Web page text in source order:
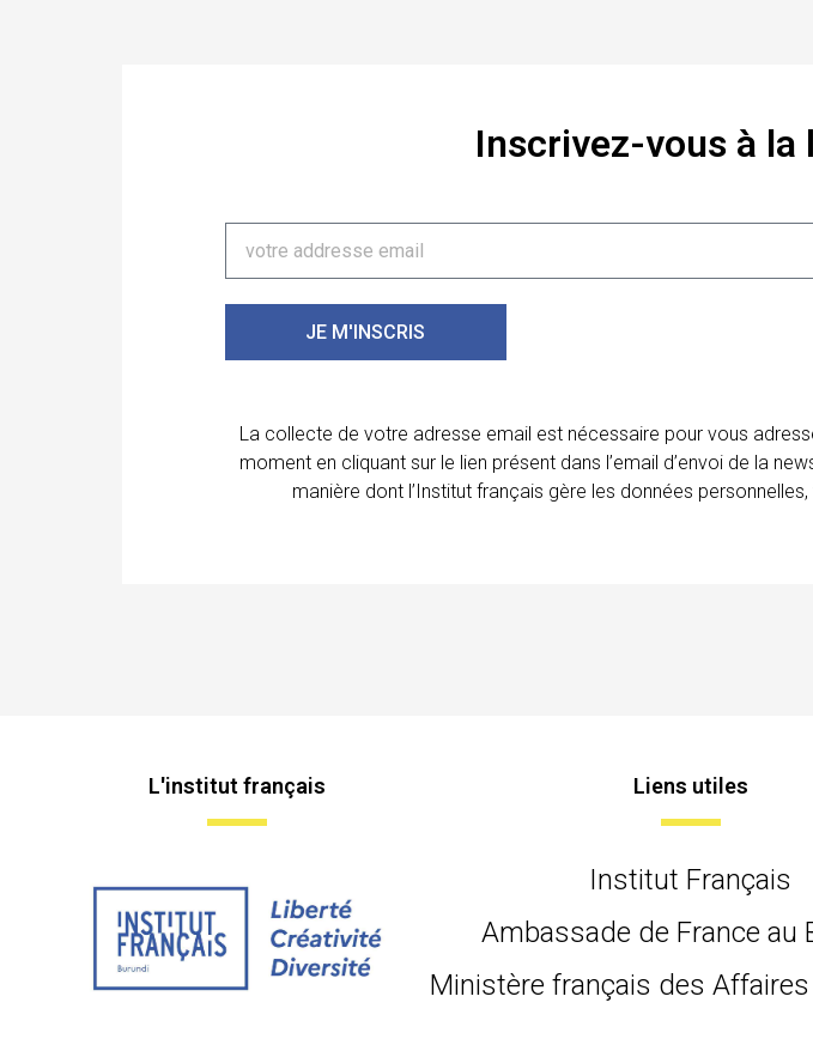
Inscrivez-vous à
JE M'INSCRIS
La collecte de votre adresse email est nécessaire pour vous
moment en cliquant sur le lien présent dans l’email d’envoi de la
manière dont l’Institut français gère les données
L'institut français Liens utiles
Institut Français
Ambassade de France au
Ministère français des